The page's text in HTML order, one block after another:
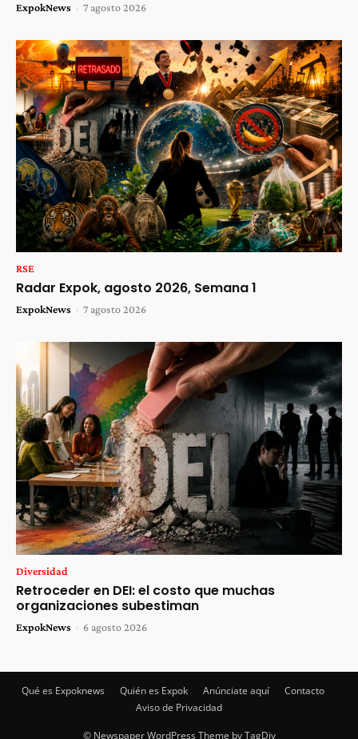
ExpokNews - 7 agosto 2026
RSE
Radar Expok, agosto 2026, Semana 1
ExpokNews - 7 agosto 2026
Diversidad
Retroceder en DEI: el costo que muchas
organizaciones subestiman
ExpokNews - 6 agosto 2026
Qué es Expoknews Quién es Expok Anúnciate aquí
Contacto
Aviso de Privacidad
© Newspaper WordPress Theme by TagDiv